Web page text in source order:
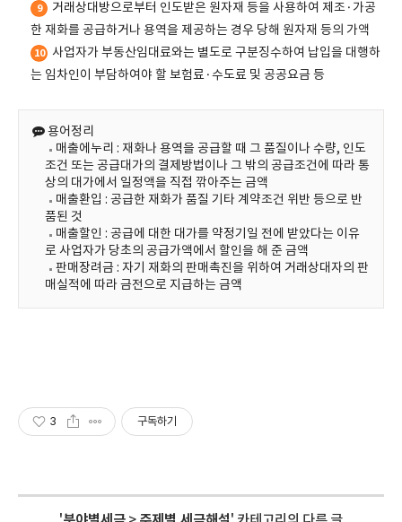
9
거래상대방으로부터 인도받은 원자재 등을 사용하여 제조·가공
한 재화를 공급하거나 용역을 제공하는 경우 당해 원자재 등의 가액
10
사업자가 부동산임대료와는 별도로 구분징수하여 납입을 대행하
는 임차인이 부담하여야 할 보험료·수도료 및 공공요금 등
용어정리
매출에누리 : 재화나 용역을 공급할 때 그 품질이나 수량, 인도
조건 또는 공급대가의 결제방법이나 그 밖의 공급조건에 따라 통
상의 대가에서 일정액을 직접 깎아주는 금액
매출환입 : 공급한 재화가 품질 기타 계약조건 위반 등으로 반
품된 것
매출할인 : 공급에 대한 대가를 약정기일 전에 받았다는 이유
로 사업자가 당초의 공급가액에서 할인을 해 준 금액
판매장려금 : 자기 재화의 판매촉진을 위하여 거래상대자의 판
매실적에 따라 금전으로 지급하는 금액
3 구독하기